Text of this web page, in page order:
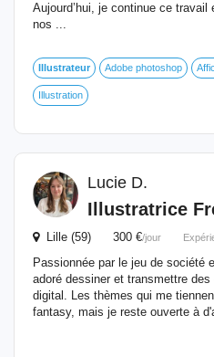
Aujourd’hui, je continue ce
nos ...
Illustrateur Adobe photoshop
Illustration
Lucie D.
Illustratrice
Lille (59) 300 €/jour
Passionnée par le jeu de société
adoré dessiner et transmettre
digital. Les thèmes qui me
fantasy, mais je reste ouverte à